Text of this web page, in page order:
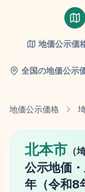
地価公示価
全国の地価公示
地価公示価格
北本市 （
公示地価
年（令和8